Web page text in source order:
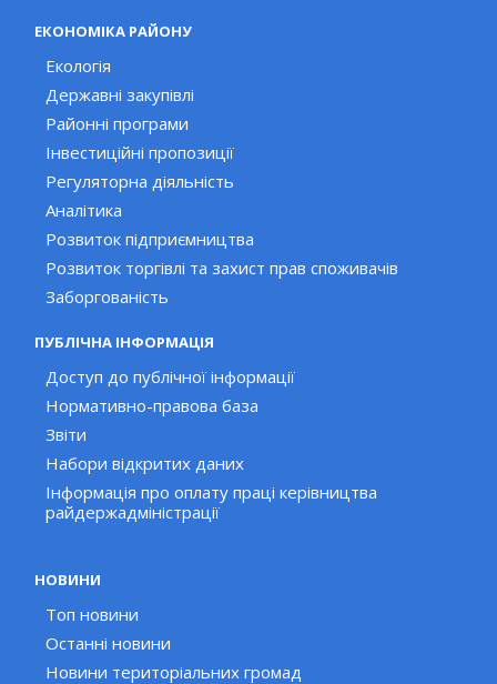
ЕКОНОМІКА РАЙОНУ
Екологія
Державні закупівлі
Районні програми
Інвестиційні пропозиції
Регуляторна діяльність
Аналітика
Розвиток підприємництва
Розвиток торгівлі та захист прав споживачів
Заборгованість
ПУБЛІЧНА ІНФОРМАЦІЯ
Доступ до публічної інформації
Нормативно-правова база
Звіти
Набори відкритих даних
Інформація про оплату праці керівництва
райдержадміністрації
НОВИНИ
Топ новини
Останні новини
Новини територіальних громад